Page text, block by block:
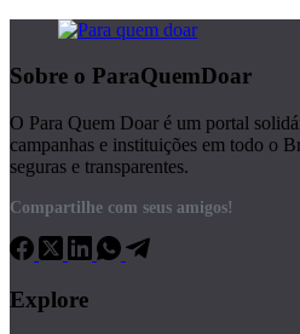
Sobre o ParaQuemDoar
O Para Quem Doar é um portal
campanhas e instituições em todo o
seguras e transparentes.
Compartilhe com seus amigos!
Explore